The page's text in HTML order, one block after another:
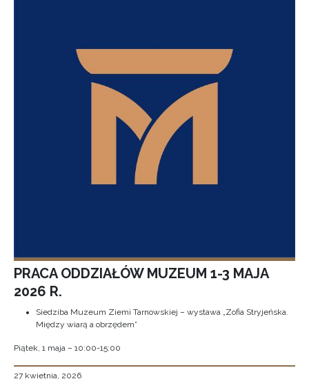
PRACA ODDZIAŁÓW MUZEUM 1-3 MAJA
2026 R.
Siedziba Muzeum Ziemi Tarnowskiej – wystawa „Zofia Stryjeńska.
Między wiarą a obrzędem”
Piątek, 1 maja – 10:00-15:00
27 kwietnia, 2026